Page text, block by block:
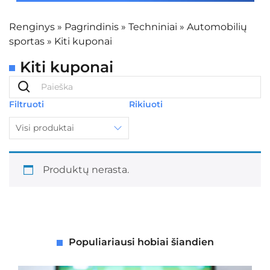
Renginys » Pagrindinis » Techniniai » Automobilių
sportas » Kiti kuponai
Kiti kuponai
Filtruoti
Visi produktai
Rikiuoti
Produktų nerasta.
Populiariausi hobiai šiandien